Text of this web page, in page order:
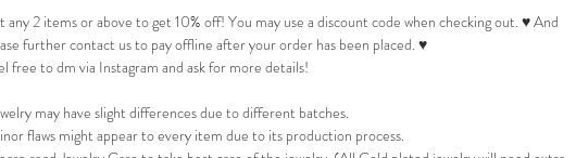
any 2 items or above to get 10% off! You may use a discount code when checking out. ♥ And
further contact us to pay offline after your order has been placed. ♥
free to dm via Instagram and ask for more details!
may have slight differences due to different batches.
flaws might appear to every item due to its production process.